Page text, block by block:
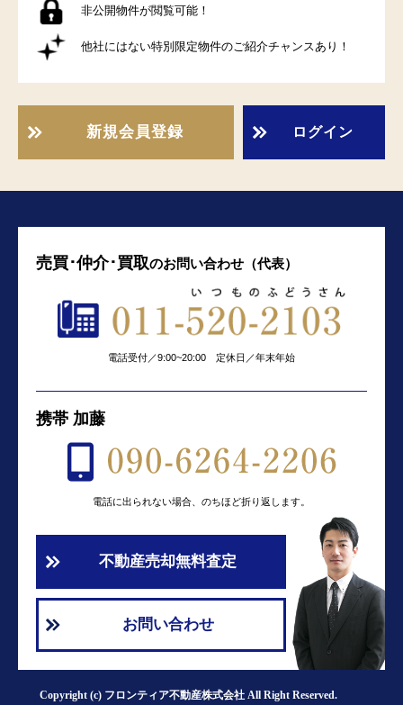
非公開物件が閲覧可能！
他社にはない特別限定物件のご紹介チャンスあり！
新規会員登録 ログイン
売買･仲介･買取のお問い合わせ（代表）
電話受付／9:00~20:00 定休日／年末年始
携帯 加藤
電話に出られない場合、のちほど折り返します。
不動産売却無料査定
お問い合わせ
Copyright (c) フロンティア不動産株式会社 All Right Reserved.